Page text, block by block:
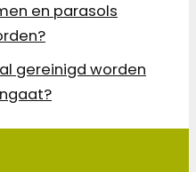
en parasols
gereinigd worden